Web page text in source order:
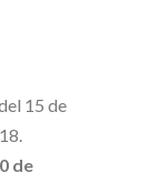
15 de
de